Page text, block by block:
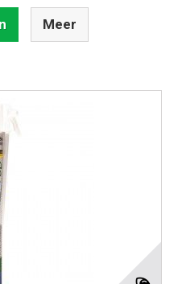
Meer